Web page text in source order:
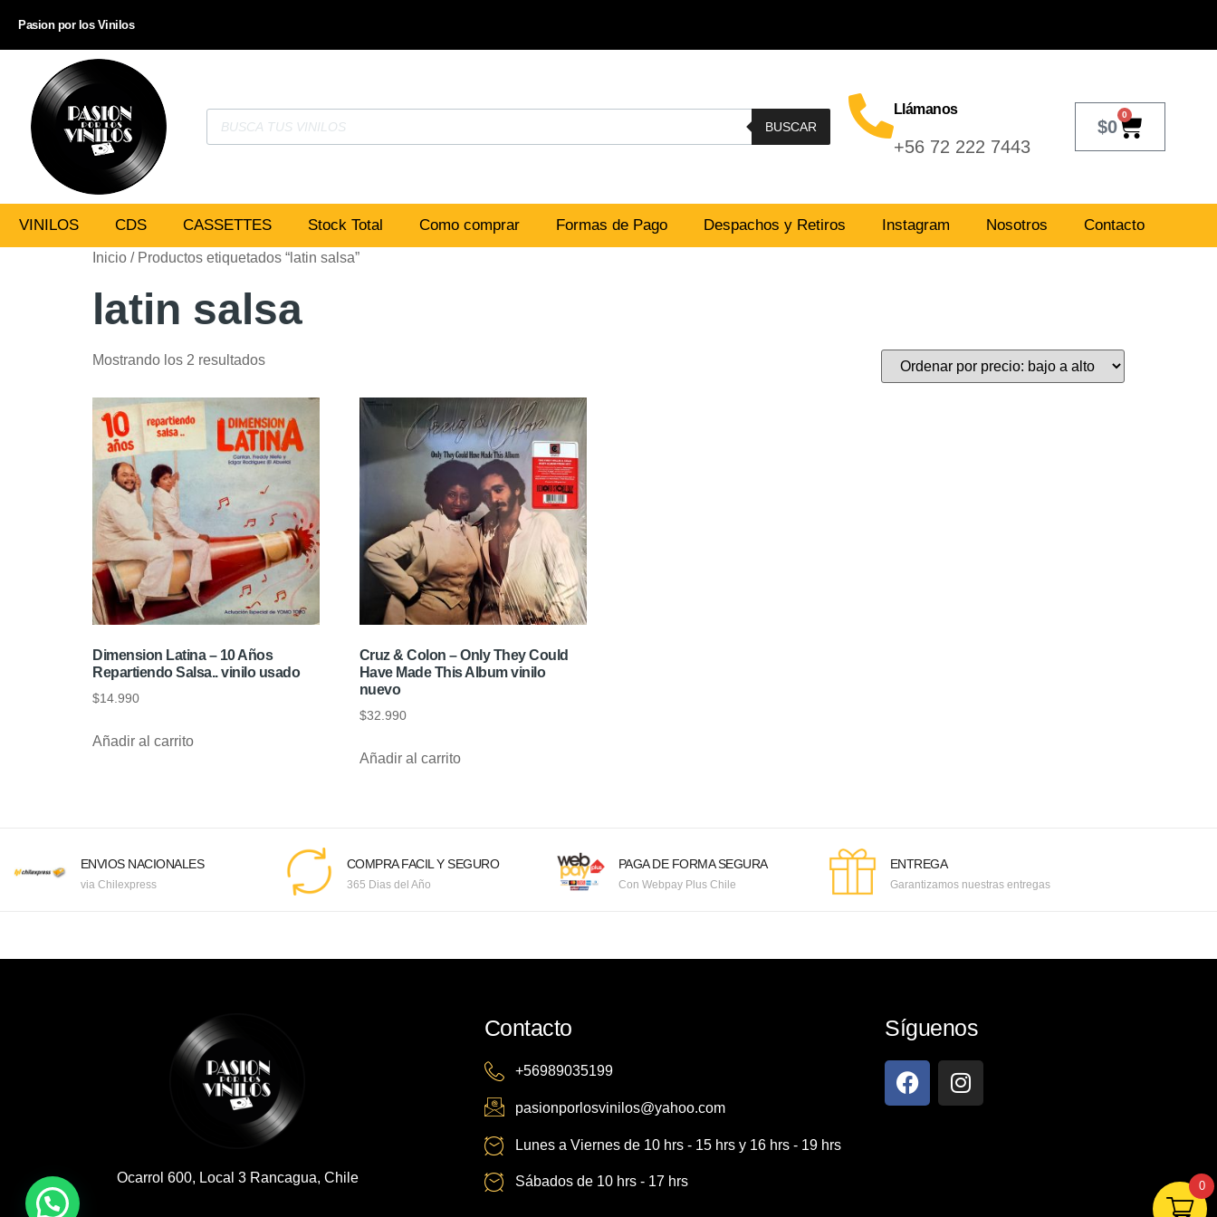
Pasion por los Vinilos
BUSCAR
Llámanos
+56 72 222 7443
$0
0
VINILOS CDS CASSETTES Stock Total Como comprar Formas de Pago Despachos y Retiros Instagram Nosotros Contacto
Inicio / Productos etiquetados “latin salsa”
latin salsa
Mostrando los 2 resultados
Dimension Latina – 10 Años
Repartiendo Salsa.. vinilo usado
$14.990
Añadir al carrito
Cruz & Colon – Only They Could
Have Made This Album vinilo
nuevo
$32.990
Añadir al carrito
ENVIOS NACIONALES
via Chilexpress
COMPRA FACIL Y SEGURO
365 Dias del Año
PAGA DE FORMA SEGURA
Con Webpay Plus Chile
ENTREGA
Garantizamos nuestras entregas
Ocarrol 600, Local 3 Rancagua, Chile
Contacto
+56989035199
pasionporlosvinilos@yahoo.com
Lunes a Viernes de 10 hrs - 15 hrs y 16 hrs - 19 hrs
Sábados de 10 hrs - 17 hrs
Síguenos
0